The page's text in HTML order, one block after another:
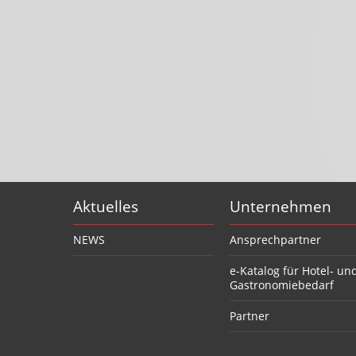
Aktuelles
NEWS
Unternehmen
Ansprechpartner
e-Katalog für Hotel-
Gastronomiebedarf
Partner